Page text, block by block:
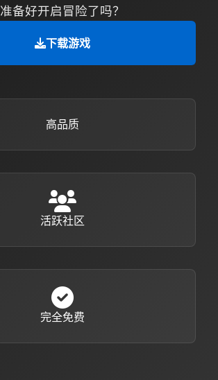
准备好开启冒险了吗？
下载游戏
高品质
活跃社区
完全免费